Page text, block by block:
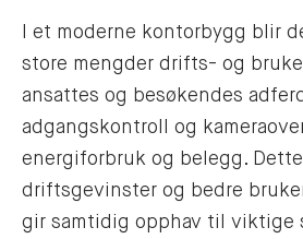
I et moderne kontorbygg blir
store mengder drifts- og
ansattes og besøkendes
adgangskontroll og
energiforbruk og belegg.
driftsgevinster og bedre
gir samtidig opphav til viktige